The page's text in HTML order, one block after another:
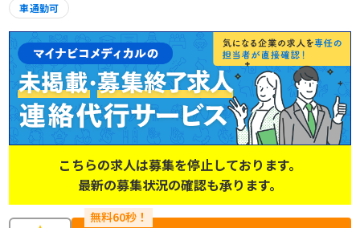
車通勤可
こちらの求人は募集を停止しております。
最新の募集状況の確認も承ります。